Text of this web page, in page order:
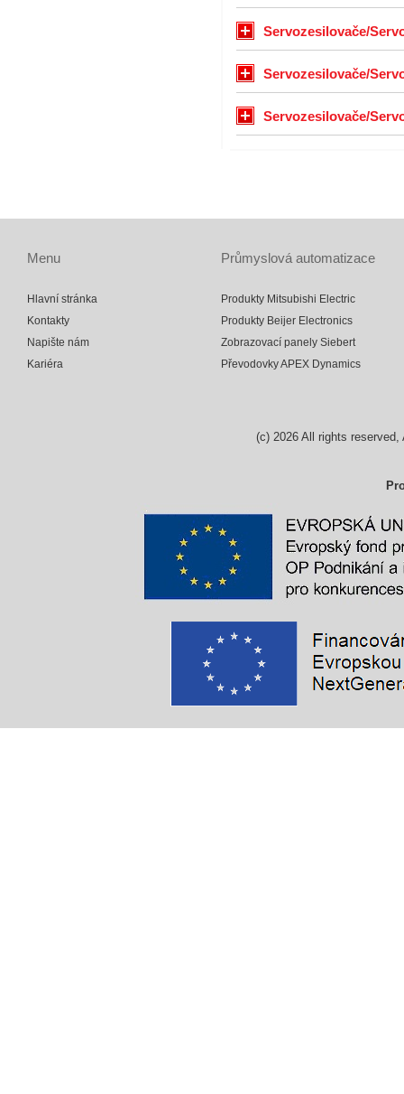
Servozesilovače/
Servozesilovače/
Servozesilovače/
Menu
Hlavní stránka
Kontakty
Napište nám
Kariéra
Průmyslová automatizace
Produkty Mitsubishi Electric
Produkty Beijer Electronics
Zobrazovací panely Siebert
Převodovky APEX Dynamics
(c) 2026All rights reserved,